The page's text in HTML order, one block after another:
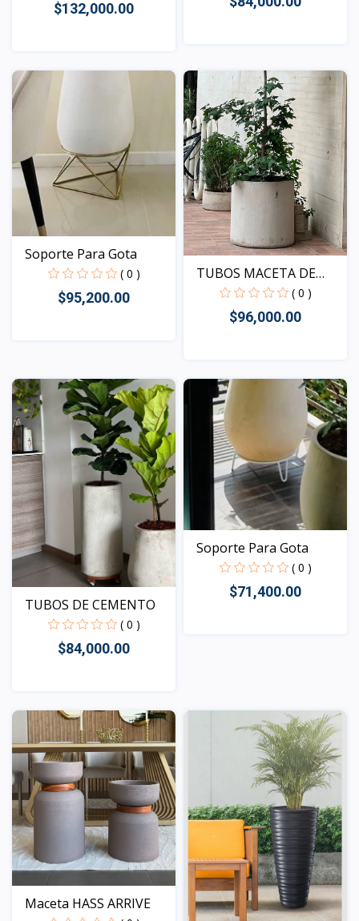
$132,000.00
Vista
Soporte Para Gota
( 0 )
$95,200.00
TUBOS MACETA DE
PISO
( 0 )
$96,000.00
Vista
TUBOS DE CEMENTO
( 0 )
$84,000.00
Vista
Soporte Para Gota
( 0 )
$71,400.00
Maceta HASS ARRIVE